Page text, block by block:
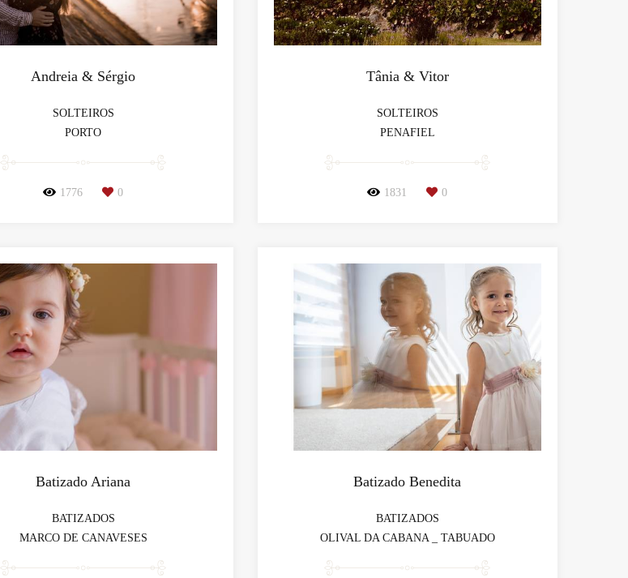
Andreia & Sérgio
SOLTEIROS
PORTO
1776 0
Tânia & Vitor
SOLTEIROS
PENAFIEL
1831 0
Batizado Ariana
BATIZADOS
MARCO DE CANAVESES
Batizado Benedita
BATIZADOS
OLIVAL DA CABANA _ TABUADO